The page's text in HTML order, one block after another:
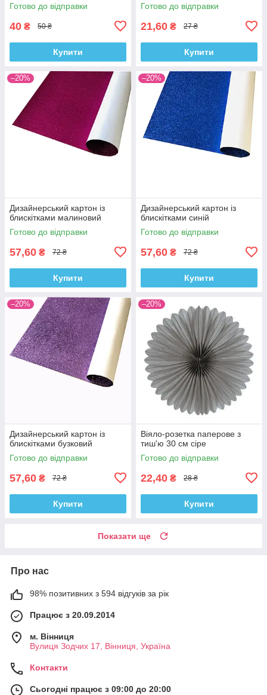
Готово до відправки
40 ₴ 50 ₴
Купити
Готово до відправки
21,60 ₴ 27 ₴
Купити
–20%
Дизайнерський картон із
блискітками малиновий
Готово до відправки
57,60 ₴ 72 ₴
Купити
–20%
Дизайнерський картон із
блискітками синій
Готово до відправки
57,60 ₴ 72 ₴
Купити
–20%
Дизайнерський картон із
блискітками бузковий
Готово до відправки
57,60 ₴ 72 ₴
Купити
–20%
Віяло-розетка паперове з
тиш'ю 30 см сіре
Готово до відправки
22,40 ₴ 28 ₴
Купити
Показати ще
Про нас
98% позитивних з 594 відгуків за рік
Працює з 20.09.2014
м. Вінниця
Вулиця Зодчих 17, Вінниця, Україна
Контакти
Сьогодні працює з 09:00 до 20:00